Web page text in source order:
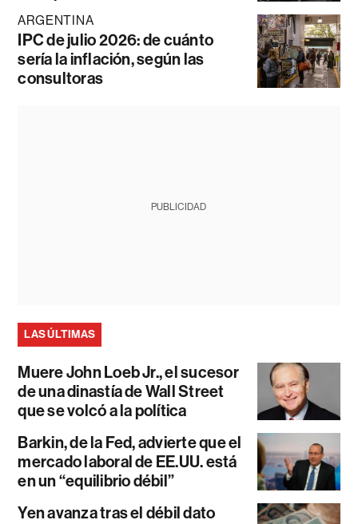
ARGENTINA
IPC de julio 2026: de cuánto
sería la inflación, según las
consultoras
PUBLICIDAD
LAS ÚLTIMAS
Muere John Loeb Jr., el sucesor
de una dinastía de Wall Street
que se volcó a la política
Barkin, de la Fed, advierte que el
mercado laboral de EE.UU. está
en un “equilibrio débil”
Yen avanza tras el débil dato